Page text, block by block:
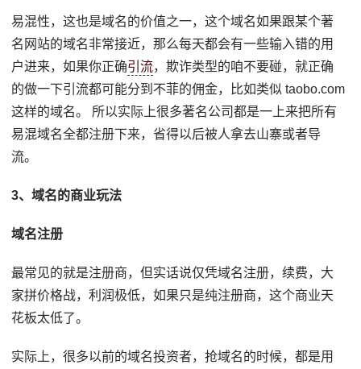
易混性，这也是域名的价值之一，这个域名如果跟某个著
名网站的域名非常接近，那么每天都会有一些输入错的用
户进来，如果你正确引流，欺诈类型的咱不要碰，就正确
的做一下引流都可能分到不菲的佣金，比如类似 taobo.com
这样的域名。 所以实际上很多著名公司都是一上来把所有
易混域名全都注册下来，省得以后被人拿去山寨或者导
流。
3、域名的商业玩法
域名注册
最常见的就是注册商，但实话说仅凭域名注册，续费，大
家拼价格战，利润极低，如果只是纯注册商，这个商业天
花板太低了。
实际上，很多以前的域名投资者，抢域名的时候，都是用